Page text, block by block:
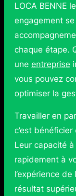
LOCA BENNE
engagement
chaque étape.
une entreprise
vous pouvez
optimiser la
Travailler en
c’est bénéficier
Leur capacité
rapidement à
l’expérience
résultat